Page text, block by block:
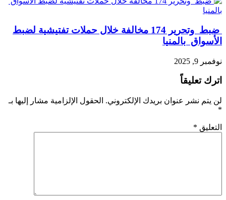
ضبط وتحرير 174 مخالفة خلال حملات تفتيشية لضبط
الأسواق بالمنيا
نوفمبر 9, 2025
اترك تعليقاً
لن يتم نشر عنوان بريدك الإلكتروني. الحقول الإلزامية مشار إليها بـ
*
التعليق *